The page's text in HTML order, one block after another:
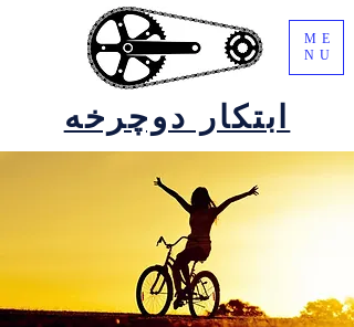
ابتکار دوچرخه
ME
NU